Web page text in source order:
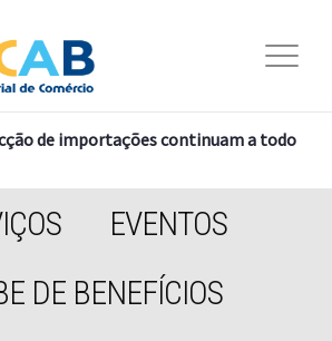
de importações continuam a todo
EVENTOS
DE BENEFÍCIOS